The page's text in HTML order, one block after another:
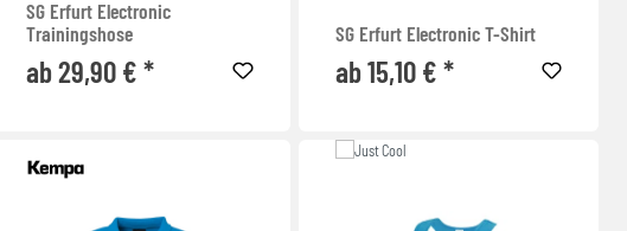
SG Erfurt Electronic
Trainingshose
ab 29,90 € *
SG Erfurt Electronic T-Shirt
ab 15,10 € *